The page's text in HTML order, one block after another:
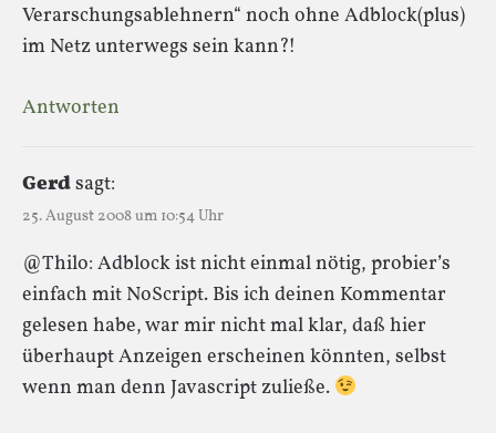
Verarschungsablehnern“ noch ohne Adblock(plus)
im Netz unterwegs sein kann?!
Antworten
Gerdsagt:
25. August 2008 um 10:54 Uhr
@Thilo: Adblock ist nicht einmal nötig, probier’s
einfach mit NoScript. Bis ich deinen Kommentar
gelesen habe, war mir nicht mal klar, daß hier
überhaupt Anzeigen erscheinen könnten, selbst
wenn man denn Javascript zuließe.